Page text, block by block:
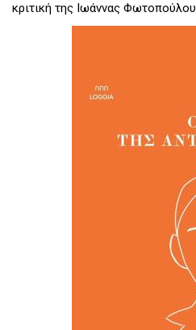
κριτική της Ιωάννας Φωτοπούλου